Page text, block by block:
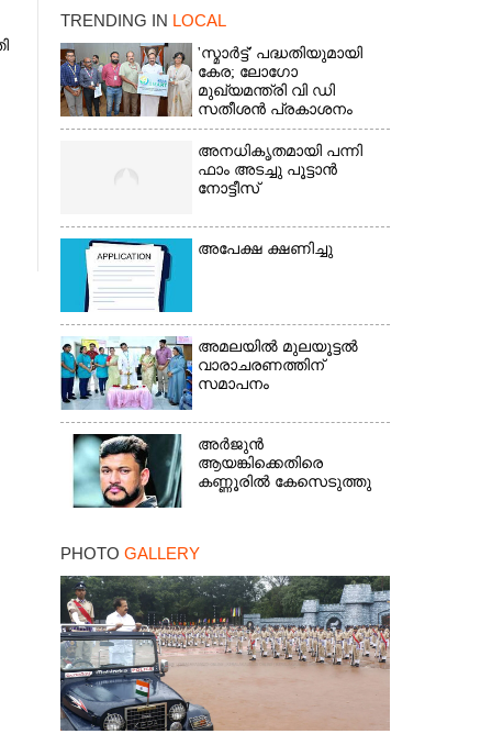
TRENDING IN LOCAL
'സ്മാർട്ട്' പദ്ധതിയുമായി
കേര; ലോഗോ
മുഖ്യമന്ത്രി വി ഡി
സതീശൻ പ്രകാശനം
ചെയ്തു
അനധികൃതമായി പന്നി
ഫാം അടച്ചു പൂട്ടാൻ
നോട്ടീസ്
അപേക്ഷ ക്ഷണിച്ചു
അമലയിൽ മുലയൂട്ടൽ
വാരാചരണത്തിന്
സമാപനം
അർജുൻ
ആയങ്കിക്കെതിരെ
കണ്ണൂരിൽ കേസെടുത്തു
PHOTO GALLERY
×